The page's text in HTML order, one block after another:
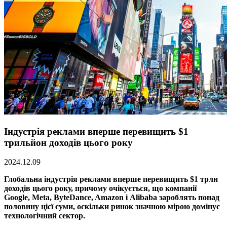
Індустрія реклами вперше перевищить $1
трильйон доходів цього року
2024.12.09
Глобальна індустрія реклами вперше перевищить $1 трлн
доходів цього року, причому очікується, що компанії
Google, Meta, ByteDance, Amazon і Alibaba зароблять понад
половину цієї суми, оскільки ринок значною мірою домінує
технологічний сектор.